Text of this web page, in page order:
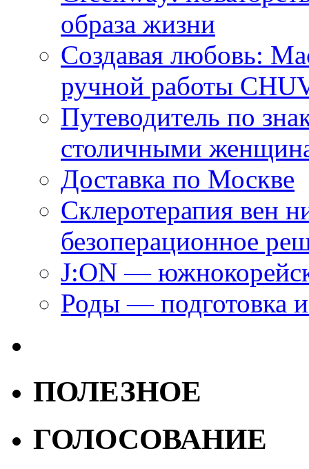
образа жизни
Создавая любовь:
ручной работы
Путеводитель по
столичными
Доставка по Москве
Склеротерапия вен
безоперационное
J:ON —
Роды — подготовка
ПОЛЕЗНОЕ
ГОЛОСОВАНИЕ